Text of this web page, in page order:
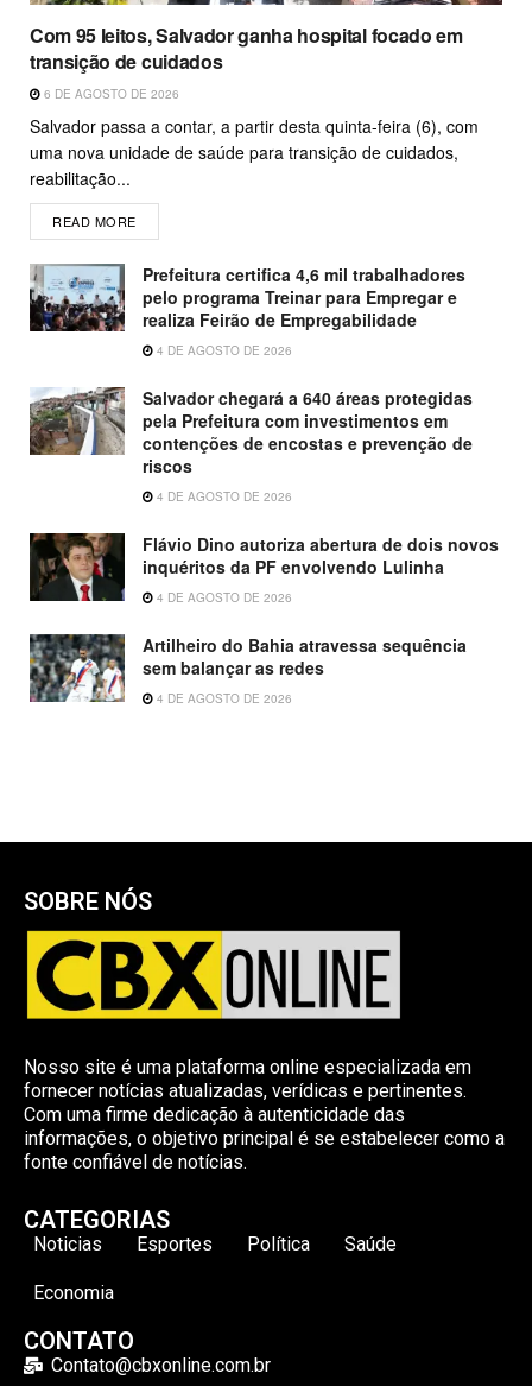
Com 95 leitos, Salvador ganha hospital focado em
transição de cuidados
6 DE AGOSTO DE 2026
Salvador passa a contar, a partir desta quinta-feira (6), com
uma nova unidade de saúde para transição de cuidados,
reabilitação...
READ MORE
Prefeitura certifica 4,6 mil trabalhadores
pelo programa Treinar para Empregar e
realiza Feirão de Empregabilidade
4 DE AGOSTO DE 2026
Salvador chegará a 640 áreas protegidas
pela Prefeitura com investimentos em
contenções de encostas e prevenção de
riscos
4 DE AGOSTO DE 2026
Flávio Dino autoriza abertura de dois novos
inquéritos da PF envolvendo Lulinha
4 DE AGOSTO DE 2026
Artilheiro do Bahia atravessa sequência
sem balançar as redes
4 DE AGOSTO DE 2026
SOBRE NÓS
Nosso site é uma plataforma online especializada em
fornecer notícias atualizadas, verídicas e pertinentes.
Com uma firme dedicação à autenticidade das
informações, o objetivo principal é se estabelecer como a
fonte confiável de notícias.
CATEGORIAS
Noticias Esportes Política Saúde
Economia
CONTATO
Contato@cbxonline.com.br